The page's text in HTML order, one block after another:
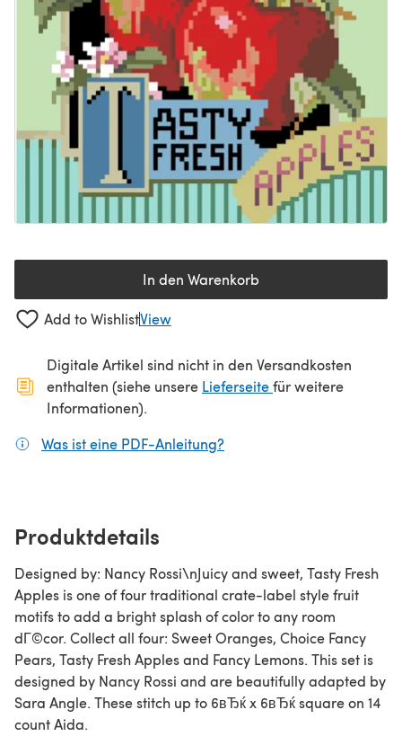
In den Warenkorb
Add to WishlistView
Digitale Artikel sind nicht in den Versandkosten
enthalten (siehe unsere Lieferseite(öffnet sich in
für weitere
Informationen).
Was ist eine PDF-Anleitung?
Produktdetails
Designed by: Nancy Rossi\nJuicy and sweet, Tasty Fresh
Apples is one of four traditional crate-label style fruit
motifs to add a bright splash of color to any room
dГ©cor. Collect all four: Sweet Oranges, Choice Fancy
Pears, Tasty Fresh Apples and Fancy Lemons. This set is
designed by Nancy Rossi and are beautifully adapted by
Sara Angle. These stitch up to 6вЂќ x 6вЂќ square on 14
count Aida.